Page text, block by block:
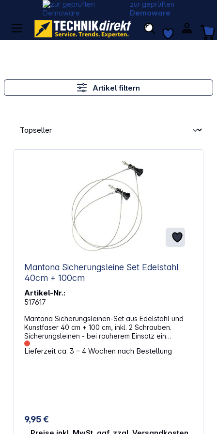
zur geprüften
Demoware
Artikel filtern
Mantona Sicherungsleine Set Edelstahl
40cm + 100cm
Artikel-Nr.:
517617
Mantona Sicherungsleinen-Set aus Edelstahl und
Kunstfaser 40 cm + 100 cm, inkl. 2 Schrauben.
Sicherungsleinen - bei rauherem Einsatz ein
unverzichtbares Basic für Ihr EquipmentMachen Sie
sich ab jetzt keine Gedanken mehr über die
Session Modelle, Actioncams von Sony, Olympus
oder alternativen Anbietern, diese Sicherungsleinen
sind DIE Versicherung für Ihre Equipment. Ihre
Lieferzeit ca. 3 – 4 Wochen nach Bestellung
9,95 €